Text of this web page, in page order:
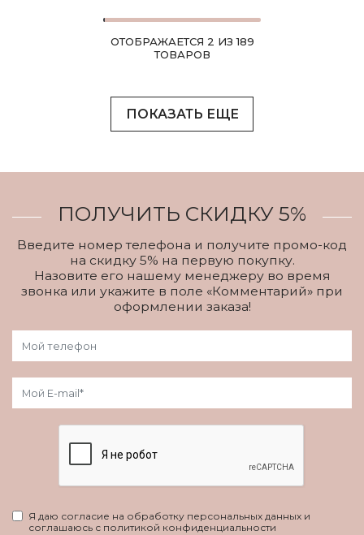
ОТОБРАЖАЕТСЯ 2 ИЗ 189
ТОВАРОВ
ПОКАЗАТЬ ЕЩЕ
ПОЛУЧИТЬ СКИДКУ 5%
Введите номер телефона и получите промо-код
на скидку 5% на первую покупку.
Назовите его нашему менеджеру во время
звонка или укажите в поле «Комментарий» при
оформлении заказа!
Я даю согласие на обработку персональных данных и
соглашаюсь с политикой конфиденциальности